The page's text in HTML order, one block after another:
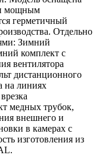
мощным
герметичный
Отдельно
Зимний
комплект с
вентилятора
дистанционного
на линиях
медных трубок,
внешнего и
в камерах с
изготовления из